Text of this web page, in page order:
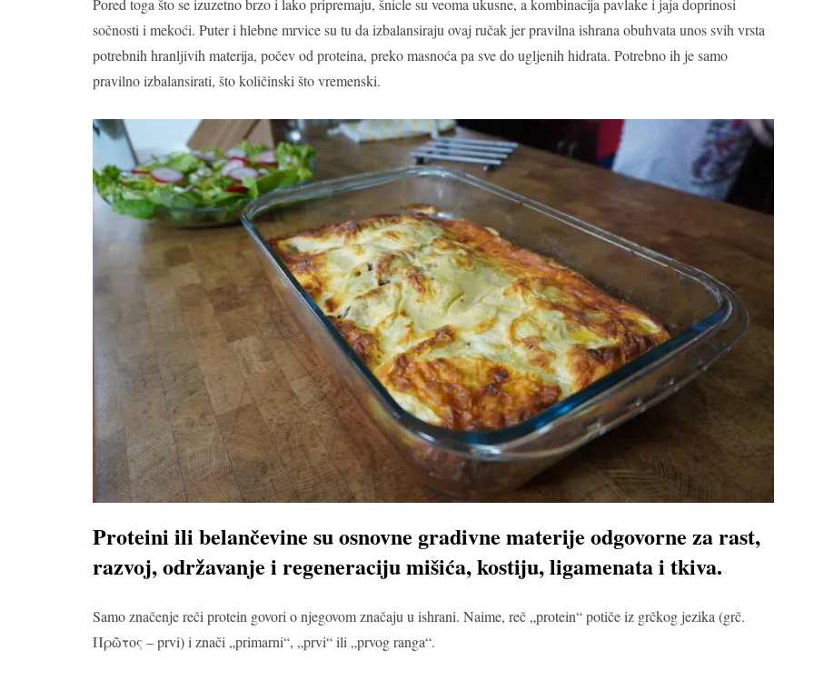
Pored toga što se izuzetno brzo i lako pripremaju, šnicle su veoma ukusne, a kombinacija pavlake i jaja doprinosi
sočnosti i mekoći. Puter i hlebne mrvice su tu da izbalansiraju ovaj ručak jer pravilna ishrana obuhvata unos svih vrsta
potrebnih hranljivih materija, počev od proteina, preko masnoća pa sve do ugljenih hidrata. Potrebno ih je samo
pravilno izbalansirati, što količinski što vremenski.
Proteini ili belančevine su osnovne gradivne materije odgovorne za rast,
razvoj, održavanje i regeneraciju mišića, kostiju, ligamenata i tkiva.
Samo značenje reči protein govori o njegovom značaju u ishrani. Naime, reč „protein“ potiče iz grčkog jezika (grč.
Πρῶτος – prvi) i znači „primarni“, „prvi“ ili „prvog ranga“.